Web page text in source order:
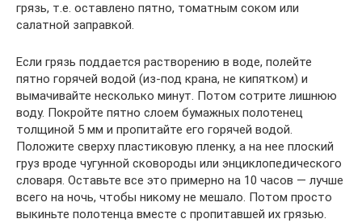
грязь, т.е. оставлено пятно, томатным соком или
салатной заправкой.
Если грязь поддается растворению в воде, полейте
пятно горячей водой (из-под крана, не кипятком) и
вымачивайте несколько минут. Потом сотрите лишнюю
воду. Покройте пятно слоем бумажных полотенец
толщиной 5 мм и пропитайте его горячей водой.
Положите сверху пластиковую пленку, а на нее плоский
груз вроде чугунной сковороды или энциклопедического
словаря. Оставьте все это примерно на 10 часов — лучше
всего на ночь, чтобы никому не мешало. Потом просто
выкиньте полотенца вместе с пропитавшей их грязью.